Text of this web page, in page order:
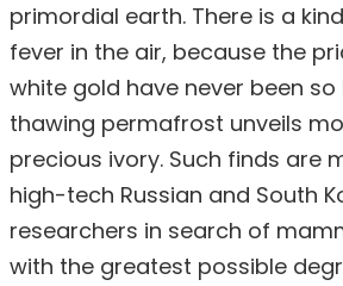
primordial earth. There is a
fever in the air, because the
white gold have never been so
thawing permafrost unveils
precious ivory. Such finds are
high-tech Russian and South
researchers in search of
with the greatest possible